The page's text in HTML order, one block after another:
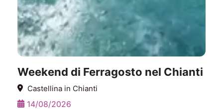
Weekend di Ferragosto nel Chianti
Castellina in Chianti
14/08/2026